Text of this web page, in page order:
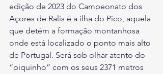
edição de 2023 do Campeonato dos
Açores de Ralis é a ilha do Pico, aquela
que detém a formação montanhosa
onde está localizado o ponto mais alto
de Portugal. Será sob olhar atento do
“piquinho” com os seus 2371 metros